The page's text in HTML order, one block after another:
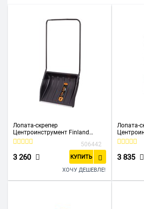
Лопата-скрепер
Центроинструмент Finland
(1539) д/уборки снега
506442
3 260 КУПИТЬ
ХОЧУ ДЕШЕВЛЕ!
Лопата-
(1714-Ч)
3 835